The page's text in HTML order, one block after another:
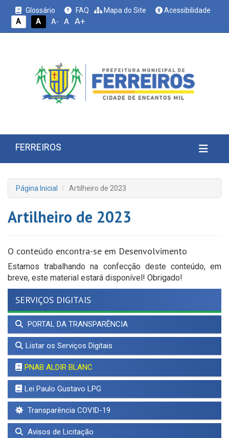
Glossário FAQ Mapa do Site
Acessibilidade
A
A A- A A+
FERREIROS
Página Inicial Artilheiro de 2023
Artilheiro de 2023
O conteúdo encontra-se em Desenvolvimento
Estamos trabalhando na confecção deste conteúdo, em
breve, este material estará disponível! Obrigado!
SERVIÇOS DIGITAIS
PORTAL DA TRANSPARÊNCIA
Listar os Serviços Digitais
PNAB ALDIR BLANC
Lei Paulo Gustavo LPG
Transparência COVID-19
Avisos de Licitação